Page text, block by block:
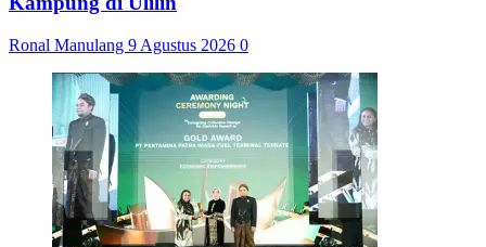
Ronal Manulang 9 Agustus 2026 0